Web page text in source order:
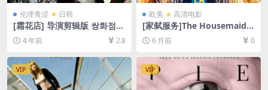
伦理青涩 日韩
[霜花店] 导演剪辑版 쌍화점
(2008)[百度网盘+迅雷云盘资
源1080P超清未删减][MP4/9
4 年前 2.8
欧美 高清电影
[家弑服务]The Housemaid
(2025)[百度网盘+夸克网盘4K
超清未删减资源][网盘在线播
幕]
6 月前 0
VIP VIP